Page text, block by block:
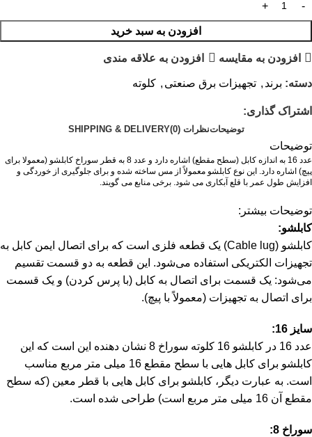
افزودن به سبد خرید
افزودن به مقایسه افزودن به علاقه مندی
دسته: برند , تجهیزات برق صنعتی , کلوته
اشتراک گذاری:
توضیحاتنظرات (0) SHIPPING & DELIVERY
توضیحات
عدد 16 به اندازه کابل (سطح مقطع) اشاره دارد و عدد 8 به قطر سوراخ کابلشو (معمولا برای
پیچ) اشاره دارد. این نوع کابلشو معمولاً از مس ساخته شده و برای جلوگیری از خوردگی و
افزایش طول عمر با قلع آبکاری می شود. برخی منابع می گویند.
توضیحات بیشتر:
کابلشو:
کابلشو (Cable lug) یک قطعه فلزی است که برای اتصال ایمن کابل به
تجهیزات الکتریکی استفاده می‌شود. این قطعه به دو قسمت تقسیم
می‌شود: یک قسمت برای اتصال به کابل (با پرس کردن) و یک قسمت
برای اتصال به تجهیزات (معمولاً با پیچ).
سایز 16:
عدد 16 در کابلشو 16 کلوته سوراخ 8 نشان دهنده این است که این
کابلشو برای کابل هایی با سطح مقطع 16 میلی متر مربع مناسب
است. به عبارت دیگر، کابلشو برای کابل هایی با قطر معین (که سطح
مقطع آن 16 میلی متر مربع است) طراحی شده است.
سوراخ 8: